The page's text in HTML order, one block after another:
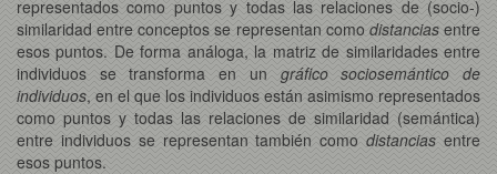
representados como puntos y todas las relaciones de (socio-)
similaridad entre conceptos se representan como distanciasentre
esos puntos. De forma análoga, la matriz de similaridades entre
individuos se transforma en un gráfico sociosemántico de
individuos, en el que los individuos están asimismo representados
como puntos y todas las relaciones de similaridad (semántica)
entre individuos se representan también comodistancias entre
esos puntos.